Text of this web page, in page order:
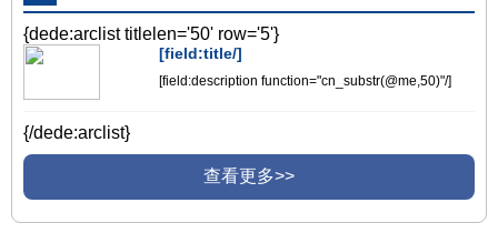
{dede:arclist titlelen='50' row='5'}
[field:title/]
[field:description function="cn_substr(@me,50)"/]
{/dede:arclist}
查看更多>>